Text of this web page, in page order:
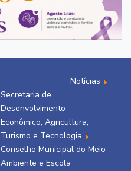
Notícias
Secretaria de
Desenvolvimento
Econômico, Agricultura,
Turismo e Tecnologia
Conselho Municipal do Meio
Ambiente e Escola